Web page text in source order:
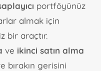
portföyünüz
almak için
bir araçtır.
ve ikinci satın alma
bırakın gerisini